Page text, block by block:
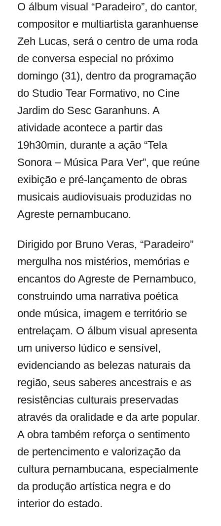
O álbum visual “Paradeiro”, do cantor,
compositor e multiartista garanhuense
Zeh Lucas, será o centro de uma roda
de conversa especial no próximo
domingo (31), dentro da programação
do Studio Tear Formativo, no Cine
Jardim do Sesc Garanhuns. A
atividade acontece a partir das
19h30min, durante a ação “Tela
Sonora – Música Para Ver”, que reúne
exibição e pré-lançamento de obras
musicais audiovisuais produzidas no
Agreste pernambucano.
Dirigido por Bruno Veras, “Paradeiro”
mergulha nos mistérios, memórias e
encantos do Agreste de Pernambuco,
construindo uma narrativa poética
onde música, imagem e território se
entrelaçam. O álbum visual apresenta
um universo lúdico e sensível,
evidenciando as belezas naturais da
região, seus saberes ancestrais e as
resistências culturais preservadas
através da oralidade e da arte popular.
A obra também reforça o sentimento
de pertencimento e valorização da
cultura pernambucana, especialmente
da produção artística negra e do
interior do estado.